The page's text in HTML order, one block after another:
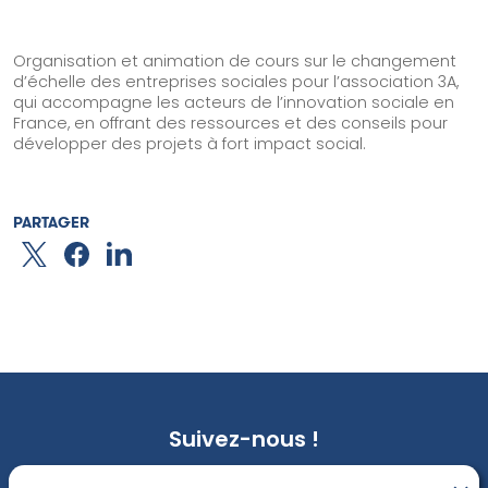
Organisation et animation de cours sur le changement
d’échelle des entreprises sociales pour l’association 3A,
qui accompagne les acteurs de l’innovation sociale en
France, en offrant des ressources et des conseils pour
développer des projets à fort impact social.
PARTAGER
Suivez-nous !
Structure de l’accompagnement
Acteur institutionnel
Financeur
Ils nous font confiance
Blog & Ressources